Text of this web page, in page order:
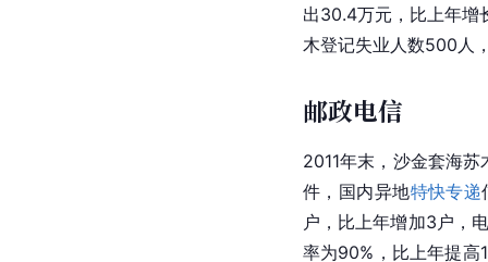
出30.4万元，比上年增
木登记失业人数500人
邮政电信
2011年末，沙金套海
件，国内异地特快专递
户，比上年增加3户，
率为90%，比上年提